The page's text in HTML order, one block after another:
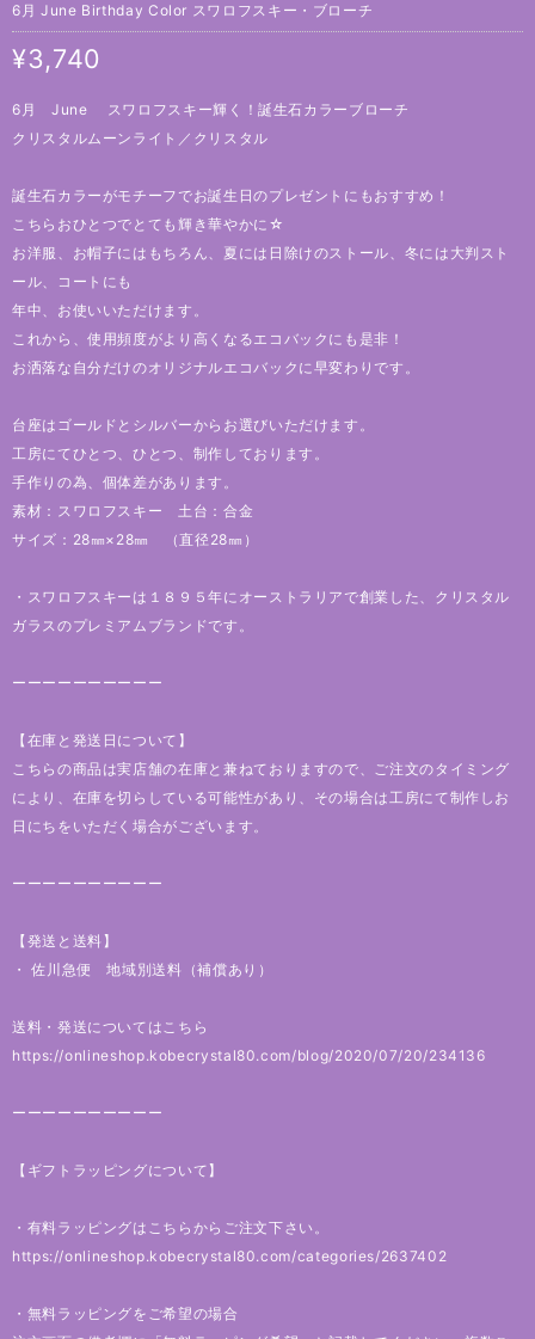
6月 June Birthday Color スワロフスキー・ブローチ
¥3,740
6月 June スワロフスキー輝く！誕生石カラーブローチ
クリスタルムーンライト／クリスタル
誕生石カラーがモチーフでお誕生日のプレゼントにもおすすめ！
こちらおひとつでとても輝き華やかに☆
お洋服、お帽子にはもちろん、夏には日除けのストール、冬には大判スト
ール、コートにも
年中、お使いいただけます。
これから、使用頻度がより高くなるエコバックにも是非！
お洒落な自分だけのオリジナルエコバックに早変わりです。
台座はゴールドとシルバーからお選びいただけます。
工房にてひとつ、ひとつ、制作しております。
手作りの為、個体差があります。
素材：スワロフスキー 土台：合金
サイズ：28㎜×28㎜ （直径28㎜）
・スワロフスキーは１８９５年にオーストラリアで創業した、クリスタル
ガラスのプレミアムブランドです。
ーーーーーーーーーー
【在庫と発送日について】
こちらの商品は実店舗の在庫と兼ねておりますので、ご注文のタイミング
により、在庫を切らしている可能性があり、その場合は工房にて制作しお
日にちをいただく場合がございます。
ーーーーーーーーーー
【発送と送料】
・ 佐川急便 地域別送料（補償あり）
送料・発送についてはこちら
https://onlineshop.kobecrystal80.com/blog/2020/07/20/234136
ーーーーーーーーーー
【ギフトラッピングについて】
・有料ラッピングはこちらからご注文下さい。
https://onlineshop.kobecrystal80.com/categories/2637402
・無料ラッピングをご希望の場合